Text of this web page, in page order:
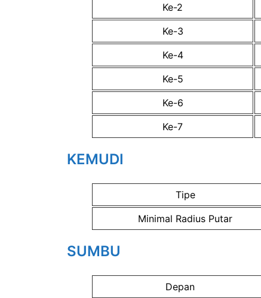
Ke-2
Ke-3
Ke-4
Ke-5
Ke-6
Ke-7
KEMUDI
Tipe
Minimal Radius Putar
SUMBU
Depan